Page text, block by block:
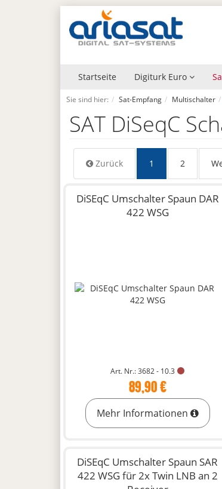
Startseite Digiturk Euro
Sie sind hier: Sat-Empfang Multischalter
SAT DiSeqC
Zurück 1 2
DiSEqC Umschalter Spaun DAR
422 WSG
Art. Nr.: 3682 - 10.3
89,90 €
Mehr Informationen
DiSEqC Umschalter Spaun SAR
422 WSG für 2x Twin LNB an 2